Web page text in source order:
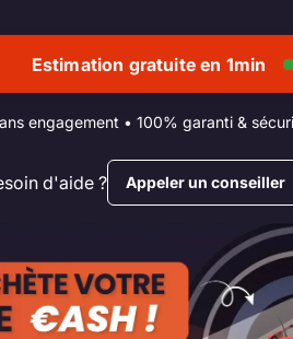
Estimation gratuite en 1min
engagement • 100% garanti &
d'aide ? Appeler un conseiller